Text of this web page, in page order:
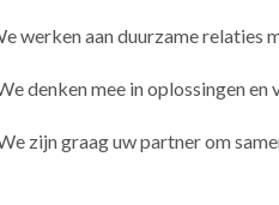
werken aan duurzame relaties
denken mee in oplossingen
graag uw partner om